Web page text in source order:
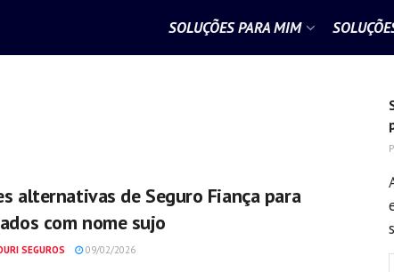
SOLUÇÕES PARA MIM
alternativas de Seguro Fiança para
com nome sujo
SEGUROS 09/02/2026